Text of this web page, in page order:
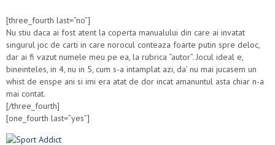
[three_fourth last=”no”]
Nu stiu daca ai fost atent la coperta manualului din care ai invatat
singurul joc de carti in care norocul conteaza foarte putin spre deloc,
dar ai fi vazut numele meu pe ea, la rubrica “autor”. Jocul ideal e,
bineinteles, in 4, nu in 5, cum s-a intamplat azi, da’ nu mai jucasem un
whist de enspe ani si imi era atat de dor incat amanuntul asta chiar n-a
mai contat.
[/three_fourth]
[one_fourth last=”yes”]